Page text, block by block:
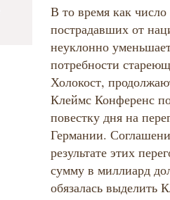
В то время как
пострадавших от
неуклонно
потребности
Холокост,
Клеймс Конференс
повестку дня на
Германии.
результате этих
сумму в миллиард
обязалась выделить